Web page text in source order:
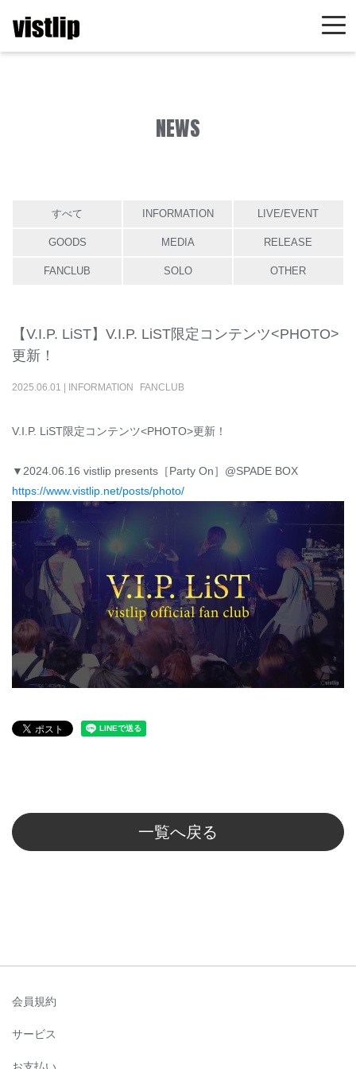
NEWS
すべて INFORMATION LIVE/EVENT
GOODS MEDIA RELEASE
FANCLUB SOLO OTHER
【V.I.P. LiST】V.I.P. LiST限定コンテンツ<PHOTO>
更新！
2025.06.01 INFORMATION FANCLUB
V.I.P. LiST限定コンテンツ<PHOTO>更新！
▼2024.06.16 vistlip presents［Party On］@SPADE BOX
https://www.vistlip.net/posts/photo/
一覧へ戻る
会員規約
サービス